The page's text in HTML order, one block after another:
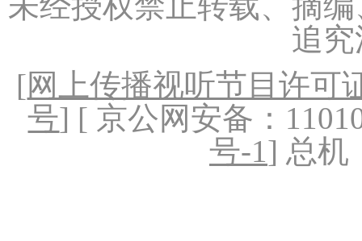
追
[网上传播视听节目许可
号] [ 京公网安备：
号-1] 总机